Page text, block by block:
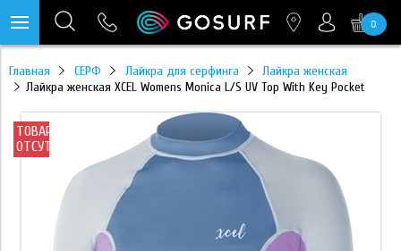
0
Главная СЕРФ Лайкра для серфинга
Лайкра женская
Лайкра женская XCEL Womens Monica L/S UV Top With Key Pocket
ТОВАР
ОТСУТСТВУЕТ
https://mc.yandex.ru/pixel/28467905289433451?rnd=%aw_random%